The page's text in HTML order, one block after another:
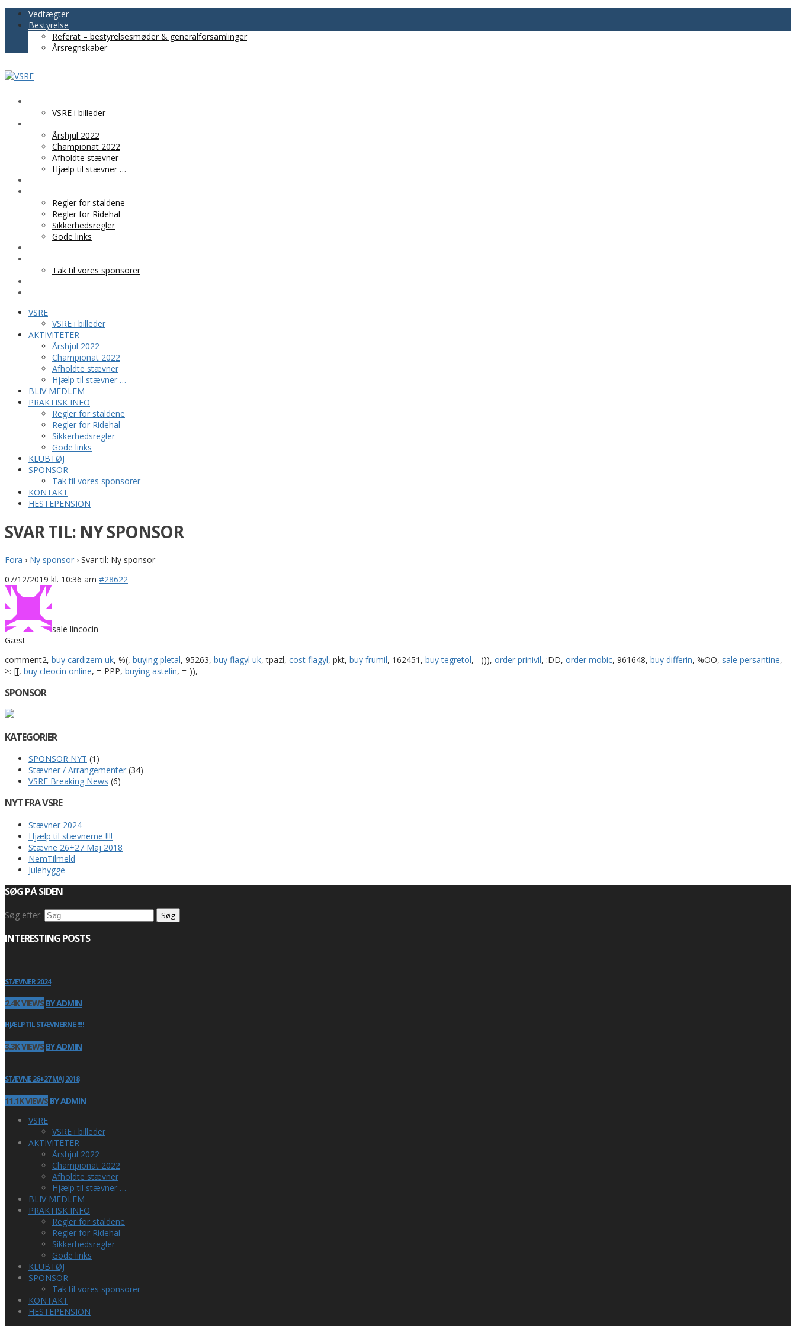
Vedtægter
Bestyrelse
Referat – bestyrelsesmøder & generalforsamlinger
Årsregnskaber
VSRE i billeder
Årshjul 2022
Championat 2022
Afholdte stævner
Hjælp til stævner …
Regler for staldene
Regler for Ridehal
Sikkerhedsregler
Gode links
Tak til vores sponsorer
VSRE
VSRE i billeder
AKTIVITETER
Årshjul 2022
Championat 2022
Afholdte stævner
Hjælp til stævner …
BLIV MEDLEM
PRAKTISK INFO
Regler for staldene
Regler for Ridehal
Sikkerhedsregler
Gode links
KLUBTØJ
SPONSOR
Tak til vores sponsorer
KONTAKT
HESTEPENSION
SVAR TIL: NY SPONSOR
Fora › Ny sponsor › Svar til: Ny sponsor
07/12/2019 kl. 10:36 am #28622
sale lincocin
Gæst
comment2, buy cardizem uk, %(, buying pletal, 95263, buy flagyl uk, tpazl, cost flagyl, pkt, buy frumil, 162451, buy tegretol, =))), order prinivil, :DD, order mobic, 961648, buy differin, %OO, sale persantine,
>:-[[, buy cleocin online, =-PPP, buying astelin, =-)),
SPONSOR
KATEGORIER
SPONSOR NYT (1)
Stævner / Arrangementer (34)
VSRE Breaking News (6)
NYT FRA VSRE
Stævner 2024
Hjælp til stævnerne !!!!
Stævne 26+27 Maj 2018
NemTilmeld
Julehygge
SØG PÅ SIDEN
Søg efter:
INTERESTING POSTS
STÆVNER 2024
2.4K VIEWS BY ADMIN
HJÆLP TIL STÆVNERNE !!!!
3.3K VIEWS BY ADMIN
STÆVNE 26+27 MAJ 2018
11.1K VIEWS BY ADMIN
VSRE
VSRE i billeder
AKTIVITETER
Årshjul 2022
Championat 2022
Afholdte stævner
Hjælp til stævner …
BLIV MEDLEM
PRAKTISK INFO
Regler for staldene
Regler for Ridehal
Sikkerhedsregler
Gode links
KLUBTØJ
SPONSOR
Tak til vores sponsorer
KONTAKT
HESTEPENSION